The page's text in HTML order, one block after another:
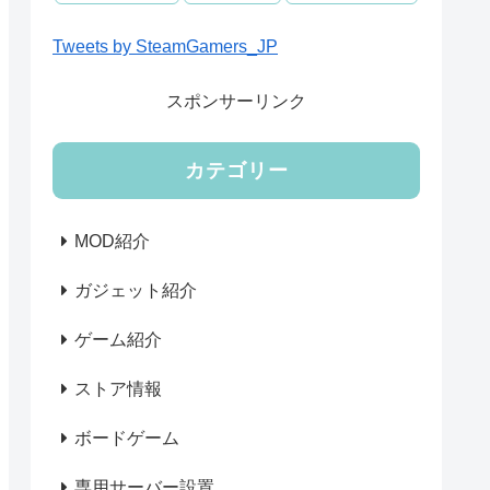
Tweets by SteamGamers_JP
スポンサーリンク
カテゴリー
MOD紹介
ガジェット紹介
ゲーム紹介
ストア情報
ボードゲーム